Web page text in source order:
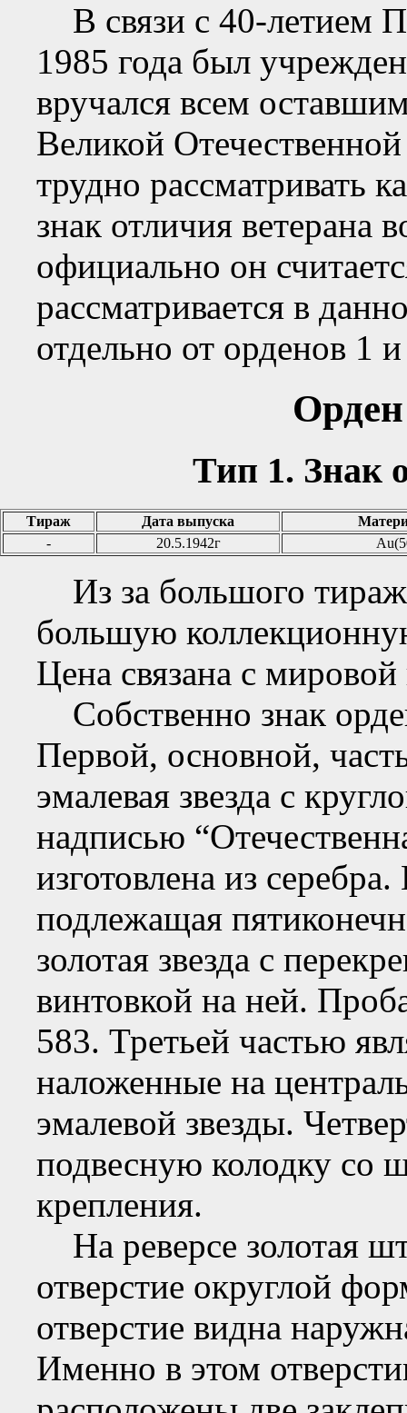
В связи с 40-летием
1985 года был
вручался всем
Великой
трудно рассматривать
знак отличия ветерана
официально он
рассматривается в
отдельно от орденов 1
Тип 1. Знак
Тираж Дата выпуска
-
20.5.1942г
Из за большого
большую
Цена связана с
Собственно знак
Первой, основной,
эмалевая звезда с
надписью
изготовлена из
подлежащая
золотая звезда с
винтовкой на ней.
583. Третьей частью
наложенные на
эмалевой звезды.
подвесную колодку со
крепления.
На реверсе золотая
отверстие округлой
отверстие видна
Именно в этом